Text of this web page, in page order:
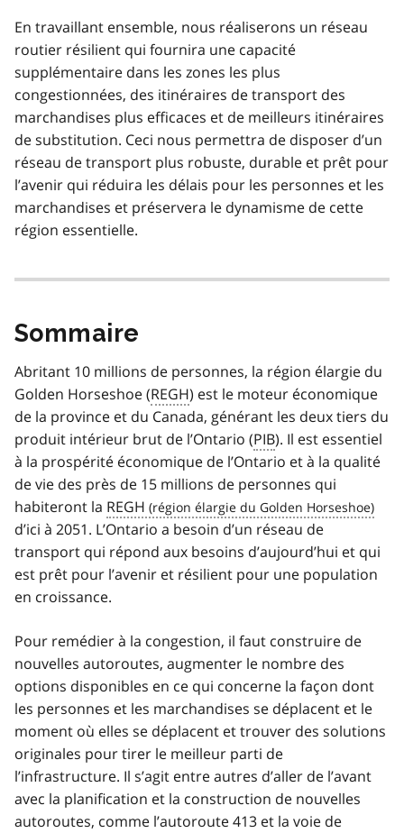
En travaillant ensemble, nous réaliserons un réseau
routier résilient qui fournira une capacité
supplémentaire dans les zones les plus
congestionnées, des itinéraires de transport des
marchandises plus efficaces et de meilleurs itinéraires
de substitution. Ceci nous permettra de disposer d’un
réseau de transport plus robuste, durable et prêt pour
l’avenir qui réduira les délais pour les personnes et les
marchandises et préservera le dynamisme de cette
région essentielle.
Sommaire
Abritant 10 millions de personnes, la région élargie du
Golden Horseshoe(REGH) est le moteur économique
de la province et du Canada, générant les deux tiers du
produit intérieur brut de l’Ontario (PIB). Il est essentiel
à la prospérité économique de l’Ontario et à la qualité
de vie des près de 15 millions de personnes qui
habiteront la REGH
d’ici à 2051. L’Ontario a besoin d’un réseau de
transport qui répond aux besoins d’aujourd’hui et qui
est prêt pour l’avenir et résilient pour une population
en croissance.
Pour remédier à la congestion, il faut construire de
nouvelles autoroutes, augmenter le nombre des
options disponibles en ce qui concerne la façon dont
les personnes et les marchandises se déplacent et le
moment où elles se déplacent et trouver des solutions
originales pour tirer le meilleur parti de
l’infrastructure. Il s’agit entre autres d’aller de l’avant
avec la planification et la construction de nouvelles
autoroutes, comme l’autoroute 413 et la voie de